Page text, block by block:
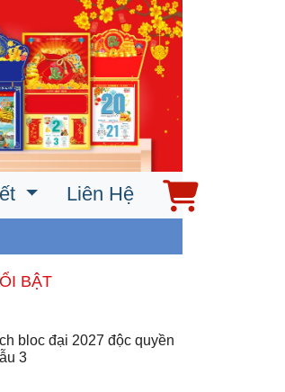
Liên Hệ
BẬT
bloc đại 2027 độc quyền
3